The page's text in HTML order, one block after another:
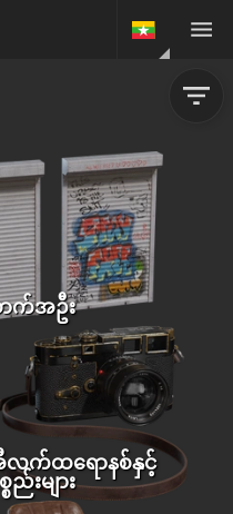
က်အဦး
က်ထရောနစ်နှင့်
စည်းများ